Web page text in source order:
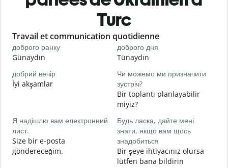
Turc
Slide 1 of 6
Travail et communication quotidienne
доброго ранку
Günaydın
доброго дня
Tünaydın
добрий вечір
İyi akşamlar
Чи можемо ми призначити
зустріч?
Bir toplantı planlayabilir
miyiz?
Я надішлю вам електронний
лист.
Size bir e-posta
göndereceğim.
Будь ласка, дайте мені
знати, якщо вам щось
знадобиться
Bir şeye ihtiyacınız olursa
lütfen bana bildirin